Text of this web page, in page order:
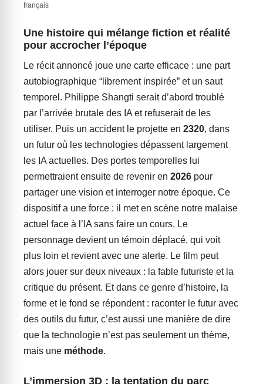
français
Une histoire qui mélange fiction et réalité
pour accrocher l’époque
Le récit annoncé joue une carte efficace : une part
autobiographique “librement inspirée” et un saut
temporel. Philippe Shangti serait d’abord troublé
par l’arrivée brutale des IA et refuserait de les
utiliser. Puis un accident le projette en 2320, dans
un futur où les technologies dépassent largement
les IA actuelles. Des portes temporelles lui
permettraient ensuite de revenir en 2026 pour
partager une vision et interroger notre époque. Ce
dispositif a une force : il met en scène notre malaise
actuel face à l’IA sans faire un cours. Le
personnage devient un témoin déplacé, qui voit
plus loin et revient avec une alerte. Le film peut
alors jouer sur deux niveaux : la fable futuriste et la
critique du présent. Et dans ce genre d’histoire, la
forme et le fond se répondent : raconter le futur avec
des outils du futur, c’est aussi une manière de dire
que la technologie n’est pas seulement un thème,
mais une méthode.
L’immersion 3D : la tentation du parc